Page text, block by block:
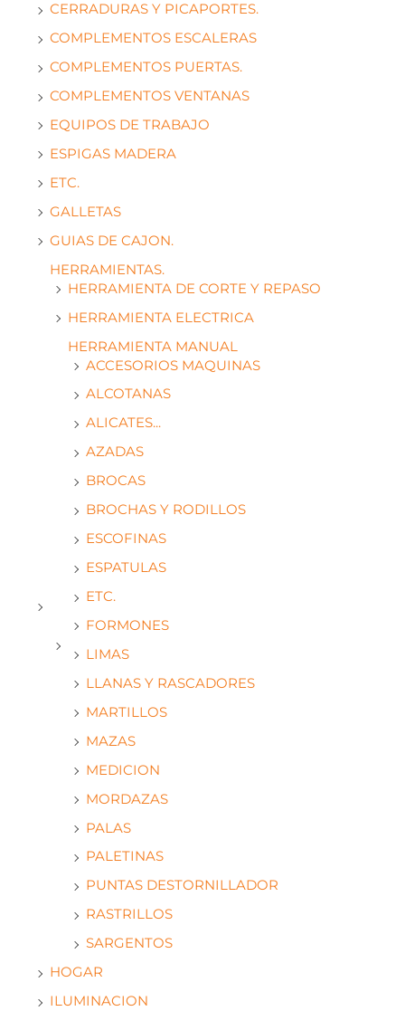
CERRADURAS Y PICAPORTES.
COMPLEMENTOS ESCALERAS
COMPLEMENTOS PUERTAS.
COMPLEMENTOS VENTANAS
EQUIPOS DE TRABAJO
ESPIGAS MADERA
ETC.
GALLETAS
GUIAS DE CAJON.
HERRAMIENTAS.
HERRAMIENTA DE CORTE Y REPASO
HERRAMIENTA ELECTRICA
HERRAMIENTA MANUAL
ACCESORIOS MAQUINAS
ALCOTANAS
ALICATES...
AZADAS
BROCAS
BROCHAS Y RODILLOS
ESCOFINAS
ESPATULAS
ETC.
FORMONES
LIMAS
LLANAS Y RASCADORES
MARTILLOS
MAZAS
MEDICION
MORDAZAS
PALAS
PALETINAS
PUNTAS DESTORNILLADOR
RASTRILLOS
SARGENTOS
HOGAR
ILUMINACION